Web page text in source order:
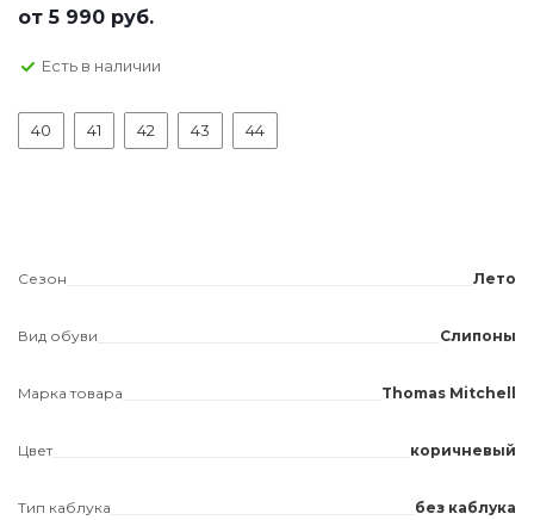
от5 990 руб.
Есть в наличии
40 41 42 43 44
Сезон Лето
Вид обуви Слипоны
Марка товара Thomas Mitchell
Цвет коричневый
Тип каблука без каблука